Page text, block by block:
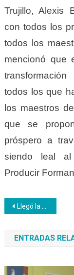
Trujillo, Alexis
con todos los
todos los
mencionó que
todos los que
los maestros
que se
próspero a
siendo leal al
Producir
Navegación
de
entradas
Llegó la hora de perder el miedo a emprender
ENTRADAS